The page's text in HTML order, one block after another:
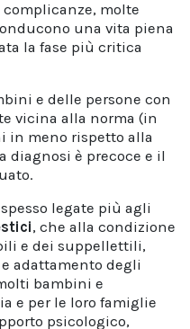
molte
una vita piena
la fase più critica
e delle persone con
vicina alla norma (in
in meno rispetto alla
diagnosi è precoce e il
legate più agli
, che alla condizione
e dei suppellettili,
adattamento degli
bambini e
e per le loro famiglie
psicologico,